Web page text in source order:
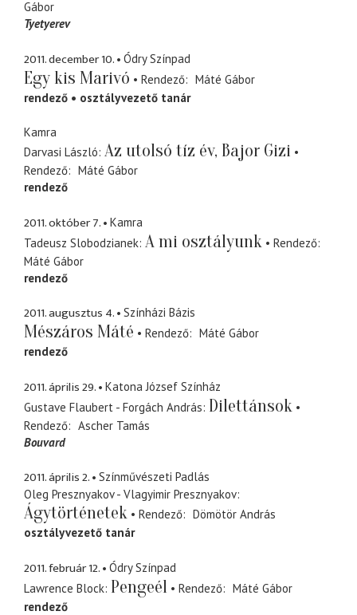
Gábor
Tyetyerev
2011. december 10. Ódry Színpad
Egy kis Marivó Rendező
Máté Gábor
rendező
osztályvezető tanár
Kamra
Darvasi László Az utolsó tíz év, Bajor Gizi
Rendező
Máté Gábor
rendező
2011. október 7.
Kamra
Tadeusz Slobodzianek A mi osztályunk
Rendező
Máté Gábor
rendező
2011. augusztus 4. Színházi Bázis
Mészáros Máté Rendező
Máté Gábor
rendező
2011. április 29.
Katona József Színház
Gustave Flaubert - Forgách András Dilettánsok
Rendező
Ascher Tamás
Bouvard
2011. április 2.
Színművészeti Padlás
Oleg Presznyakov - Vlagyimir Presznyakov
Ágytörténetek Rendező
Dömötör András
osztályvezető tanár
2011. február 12.
Ódry Színpad
Lawrence Block Pengeél Rendező
Máté Gábor
rendező